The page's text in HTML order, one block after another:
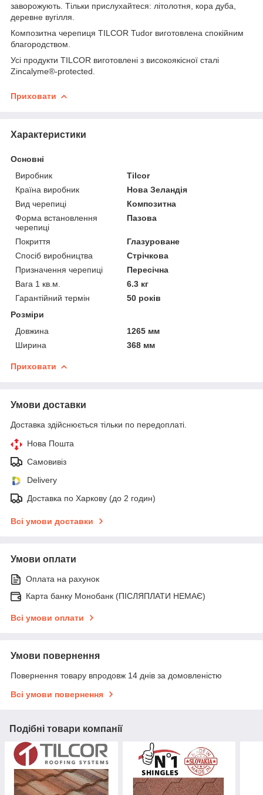
заворожують. Тільки прислухайтеся: літолотня, кора дуба,
деревне вугілля.
Композитна черепиця TILCOR Tudor виготовлена спокійним
благородством.
Усі продукти TILCOR виготовлені з високоякісної сталі
Zincalyme®-protected.
Приховати
Характеристики
Основні
Виробник
Tilcor
Країна виробник
Нова Зеландія
Вид черепиці
Композитна
Форма встановлення
черепиці
Пазова
Покриття
Глазуроване
Спосіб виробництва
Стрічкова
Призначення черепиці
Пересічна
Вага 1 кв.м.
6.3 кг
Гарантійний термін
50 років
Розміри
Довжина
1265 мм
Ширина
368 мм
Приховати
Умови доставки
Доставка здійснюється тільки по передоплаті.
Нова Пошта
Самовивіз
Delivery
Доставка по Харкову (до 2 годин)
Всі умови доставки
Умови оплати
Оплата на рахунок
Карта банку Монобанк (ПІСЛЯПЛАТИ НЕМАЄ)
Всі умови оплати
Умови повернення
Повернення товару впродовж 14 днів за домовленістю
Всі умови повернення
Подібні товари компанії